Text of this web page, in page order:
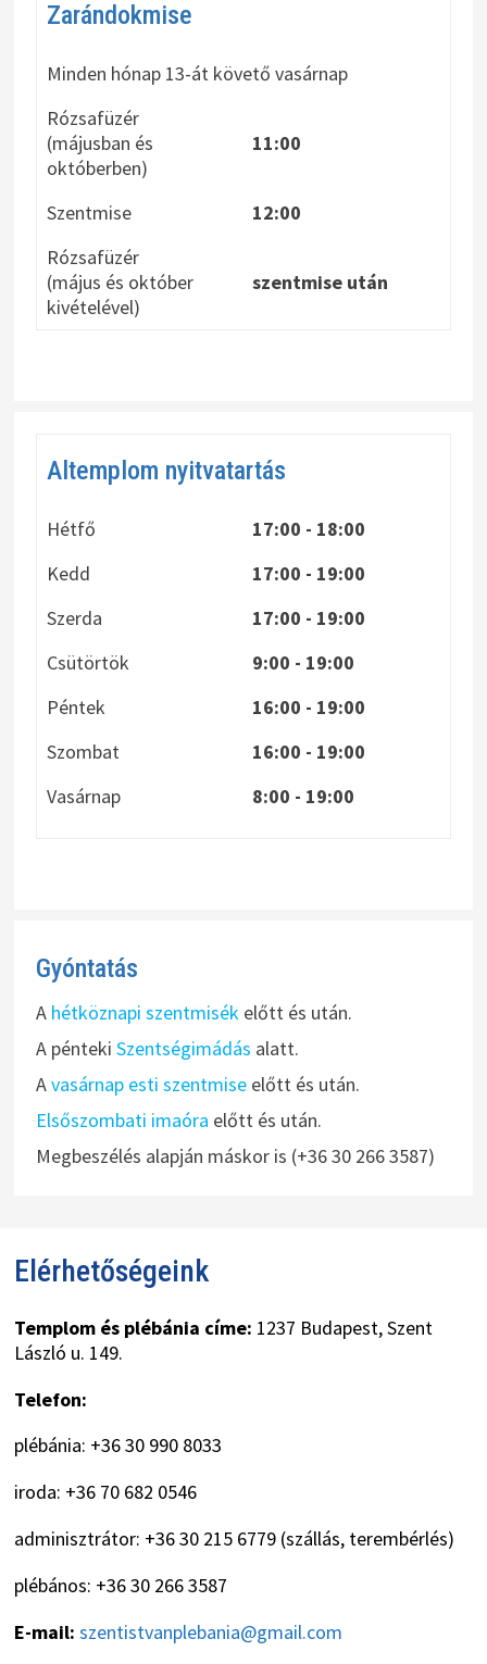
Zarándokmise
Minden hónap 13-át követő vasárnap
Rózsafüzér
(májusban és
októberben)
11:00
Szentmise
12:00
Rózsafüzér
(május és október
kivételével)
szentmise után
Altemplom nyitvatartás
Hétfő
17:00 - 18:00
Kedd
17:00 - 19:00
Szerda
17:00 - 19:00
Csütörtök
9:00 - 19:00
Péntek
16:00 - 19:00
Szombat
16:00 - 19:00
Vasárnap
8:00 - 19:00
Gyóntatás
A hétköznapi szentmisékelőtt és után.
A pénteki Szentségimádás alatt.
Avasárnap esti szentmiseelőtt és után.
Elsőszombati imaóra előtt és után.
Megbeszélés alapján máskor is (+36 30 266 3587)
Elérhetőségeink
Templom és plébánia címe: 1237 Budapest, Szent
László u. 149.
Telefon:
plébánia: +36 30 990 8033
iroda: +36 70 682 0546
adminisztrátor: +36 30 215 6779 (szállás, terembérlés)
plébános: +36 30 266 3587
E-mail: szentistvanplebania@gmail.com